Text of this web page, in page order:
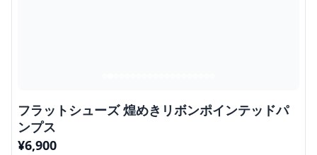
フラットシューズ 煌めきリボンポインテッドパ
ンプス
¥6,900